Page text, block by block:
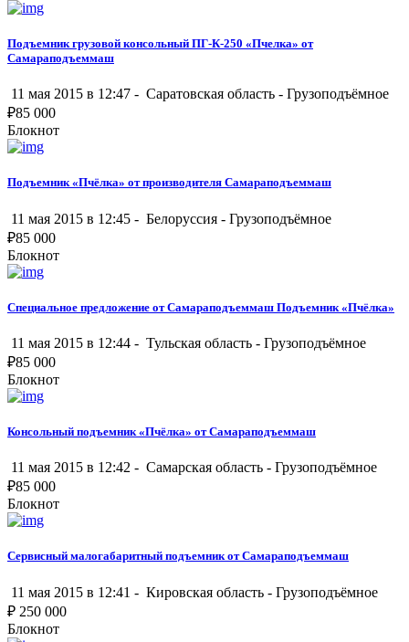
Подъемник грузовой консольный ПГ-К-250 «Пчелка» от
Самараподъеммаш
11 мая 2015 в 12:47 - Саратовская область - Грузоподъёмное
₽85 000
Блокнот
Подъемник «Пчёлка» от производителя Самараподъеммаш
11 мая 2015 в 12:45 - Белоруссия - Грузоподъёмное
₽85 000
Блокнот
Специальное предложение от Самараподъеммаш Подъемник «Пчёлка»
11 мая 2015 в 12:44 - Тульская область - Грузоподъёмное
₽85 000
Блокнот
Консольный подъемник «Пчёлка» от Самараподъеммаш
11 мая 2015 в 12:42 - Самарская область - Грузоподъёмное
₽85 000
Блокнот
Сервисный малогабаритный подъемник от Самараподъеммаш
11 мая 2015 в 12:41 - Кировская область - Грузоподъёмное
₽ 250 000
Блокнот